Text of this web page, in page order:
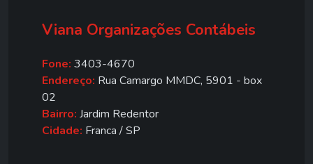
Viana Organizações Contábeis
Fone: 3403-4670
Endereço: Rua Camargo MMDC, 5901 - box
02
Bairro: Jardim Redentor
Cidade: Franca / SP